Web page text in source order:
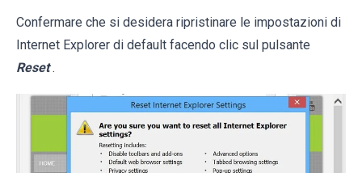
Confermare che si desidera ripristinare le impostazioni di
Internet Explorer di default facendo clic sul pulsante
Reset .